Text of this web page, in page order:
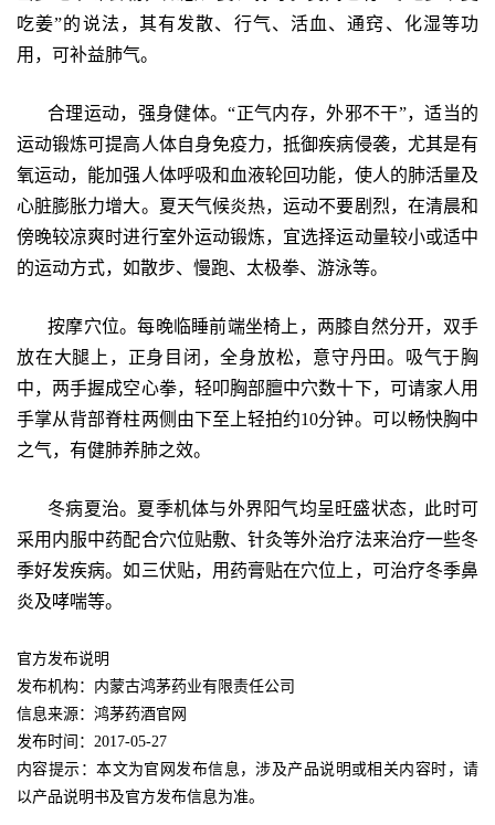
吃姜”的说法，其有发散、行气、活血、通窍、化湿等功
用，可补益肺气。
合理运动，强身健体。“正气内存，外邪不干”，适当的
运动锻炼可提高人体自身免疫力，抵御疾病侵袭，尤其是有
氧运动，能加强人体呼吸和血液轮回功能，使人的肺活量及
心脏膨胀力增大。夏天气候炎热，运动不要剧烈，在清晨和
傍晚较凉爽时进行室外运动锻炼，宜选择运动量较小或适中
的运动方式，如散步、慢跑、太极拳、游泳等。
按摩穴位。每晚临睡前端坐椅上，两膝自然分开，双手
放在大腿上，正身目闭，全身放松，意守丹田。吸气于胸
中，两手握成空心拳，轻叩胸部膻中穴数十下，可请家人用
手掌从背部脊柱两侧由下至上轻拍约10分钟。可以畅快胸中
之气，有健肺养肺之效。
冬病夏治。夏季机体与外界阳气均呈旺盛状态，此时可
采用内服中药配合穴位贴敷、针灸等外治疗法来治疗一些冬
季好发疾病。如三伏贴，用药膏贴在穴位上，可治疗冬季鼻
炎及哮喘等。
官方发布说明
发布机构：内蒙古鸿茅药业有限责任公司
信息来源：鸿茅药酒官网
发布时间：2017-05-27
内容提示：本文为官网发布信息，涉及产品说明或相关内容时，请
以产品说明书及官方发布信息为准。